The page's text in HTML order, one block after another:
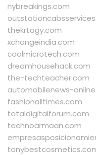
nybreakings.com
thekrtagy.com
xchangeindia.com
coolmicrotech.com
dreamhousehack.com
the-techteacher.com
automobilenews-
fashionalltimes.com
totaldigitalforum.com
technoarmaan.com